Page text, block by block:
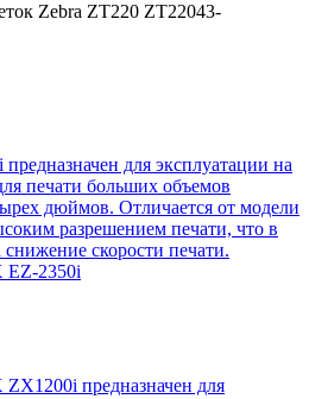
Zebra ZT220 ZT22043-
для эксплуатации на
печати больших объемов
дюймов. Отличается от модели
разрешением печати, что в
скорости печати.
EZ-2350i
предназначен для